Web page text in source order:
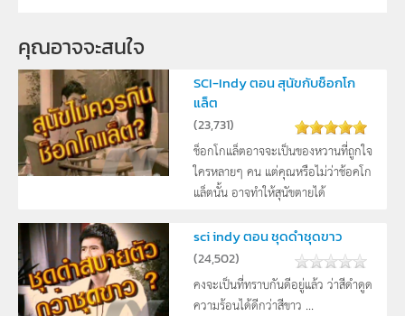
คุณอาจจะสนใจ
SCI-Indy ตอน สุนัขกับช็อกโก
แล็ต
(23,731)
ช็อกโกแล็ตอาจจะเป็นของหวานที่ถูกใจ
ใครหลายๆ คน แต่คุณหรือไม่ว่าช้อคโก
แล็ตนั้น อาจทำให้สุนัขตายได้
sci indy ตอน ชุดดำชุดขาว
(24,502)
คงจะเป็นที่ทราบกันดีอยู่แล้ว ว่าสีดำดูด
ความร้อนได้ดีกว่าสีขาว ...